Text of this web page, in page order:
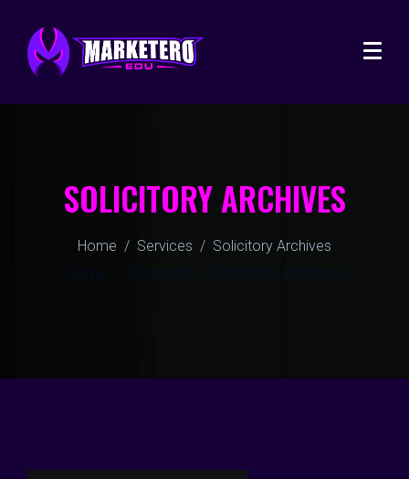
SOLICITORY ARCHIVES
Home Services Solicitory Archives
Home Services Solicitory Archives